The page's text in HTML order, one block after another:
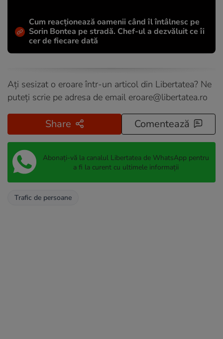
Cum reacționează oamenii când îl întâlnesc pe
Sorin Bontea pe stradă. Chef-ul a dezvăluit ce îi
cer de fiecare dată
Ați sesizat o eroare într-un articol din Libertatea? Ne
puteți scrie pe adresa de email eroare@libertatea.ro
Share Comentează
Abonați-vă la canalul Libertatea de WhatsApp pentru
a fi la curent cu ultimele informații
Trafic de persoane